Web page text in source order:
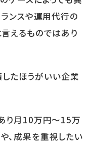
ランスや運用代行の
えるものではあり
たほうがいい企業
り月10万円～15万
、成果を重視したい